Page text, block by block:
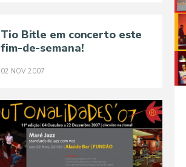
Tio Bitle em concerto este
fim-de-semana!
02 NOV 2007